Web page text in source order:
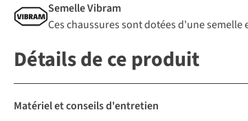
Semelle Vibram
Ces chaussures sont dotées d'une
Détails de ce produit
Matériel et conseils d'entretien